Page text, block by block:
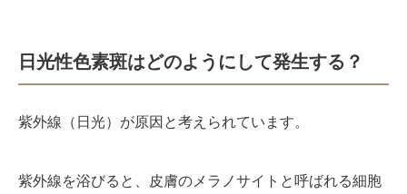
日光性色素斑はどのようにして発生する？
紫外線（日光）が原因と考えられています。
紫外線を浴びると、皮膚のメラノサイトと呼ばれる細胞